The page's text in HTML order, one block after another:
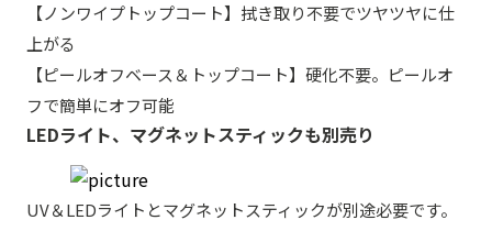
【ノンワイプトップコート】拭き取り不要でツヤツヤに仕
上がる
【ピールオフベース＆トップコート】硬化不要。ピールオ
フで簡単にオフ可能
LEDライト、マグネットスティックも別売り
UV＆LEDライトとマグネットスティックが別途必要です。